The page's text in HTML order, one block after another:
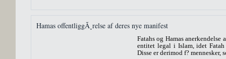
Hamas offentliggÃ¸relse af deres nye manifest
Fatahs og Hamas
entitet legal i Islam, idet
Disse er derimod f? mennesker,